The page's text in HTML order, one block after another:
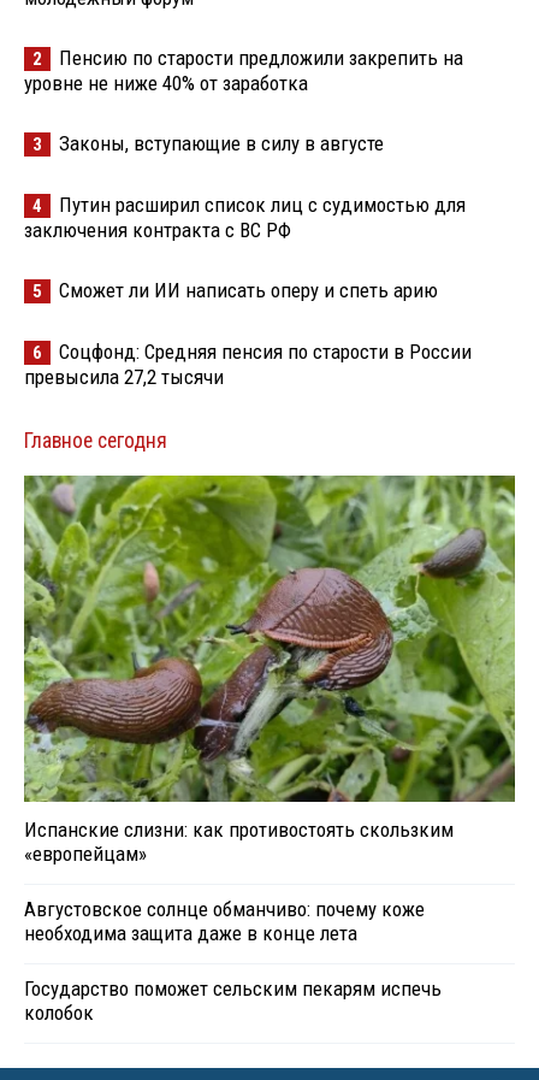
2
Пенсию по старости предложили закрепить на
уровне не ниже 40% от заработка
3 Законы, вступающие в силу в августе
4
Путин расширил список лиц с судимостью для
заключения контракта с ВС РФ
5 Сможет ли ИИ написать оперу и спеть арию
6
Соцфонд: Средняя пенсия по старости в России
превысила 27,2 тысячи
Главное сегодня
Испанские слизни: как противостоять скользким
«европейцам»
Августовское солнце обманчиво: почему коже
необходима защита даже в конце лета
Государство поможет сельским пекарям испечь
колобок